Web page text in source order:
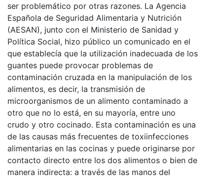
ser problemático por otras razones. La Agencia
Española de Seguridad Alimentaria y Nutrición
(AESAN), junto con el Ministerio de Sanidad y
Política Social, hizo público un comunicado en el
que establecía que la utilización inadecuada de los
guantes puede provocar problemas de
contaminación cruzada en la manipulación de los
alimentos, es decir, la transmisión de
microorganismos de un alimento contaminado a
otro que no lo está, en su mayoría, entre uno
crudo y otro cocinado. Esta contaminación es una
de las causas más frecuentes de toxiinfecciones
alimentarias en las cocinas y puede originarse por
contacto directo entre los dos alimentos o bien de
manera indirecta: a través de las manos del